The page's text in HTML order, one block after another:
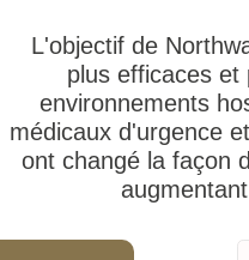
L'objectif de
plus efficaces et
environnements
médicaux d'urgence
ont changé la façon